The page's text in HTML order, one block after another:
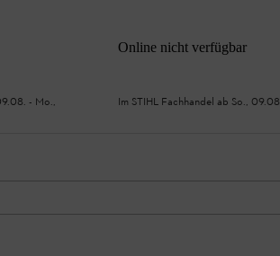
- Mo.,
Online nicht verfügbar
Im STIHL Fachhandel ab So., 09.08.